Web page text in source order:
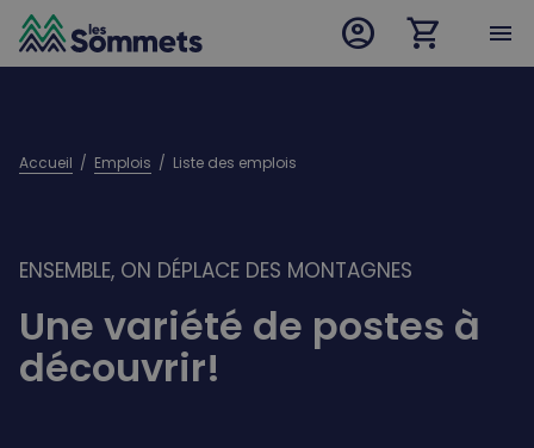
desktop logo
mobile logo
account_circle shopping_cart menu
Accueil
  /
Emplois
  /
Liste des emplois
ENSEMBLE, ON DÉPLACE DES MONTAGNES
Une variété de postes à
découvrir!